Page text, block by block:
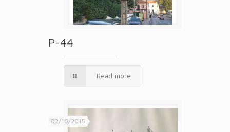
P-44
Read more
02/10/2015